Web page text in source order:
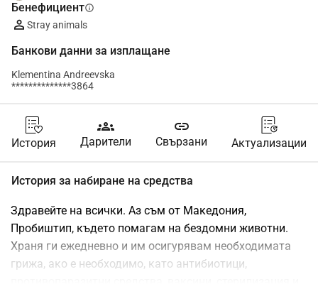
Бенефициентinfo
Stray animals
Банкови данни за изплащане
Klementina Andreevska
**************3864
История
groups
Дарители
link
Свързани Актуализации
История за набиране на средства
Здравейте на всички. Аз съм от Македония,
Пробиштип, където помагам на бездомни животни.
Храня ги ежедневно и им осигурявам необходимата
грижа, ако е необходимо, като антибиотици,